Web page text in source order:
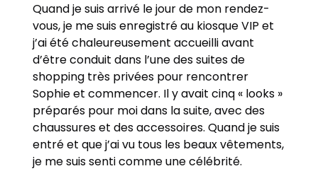
Quand je suis arrivé le jour de mon rendez-
vous, je me suis enregistré au kiosque VIP et
j’ai été chaleureusement accueilli avant
d’être conduit dans l’une des suites de
shopping très privées pour rencontrer
Sophie et commencer. Il y avait cinq « looks »
préparés pour moi dans la suite, avec des
chaussures et des accessoires. Quand je suis
entré et que j’ai vu tous les beaux vêtements,
je me suis senti comme une célébrité.